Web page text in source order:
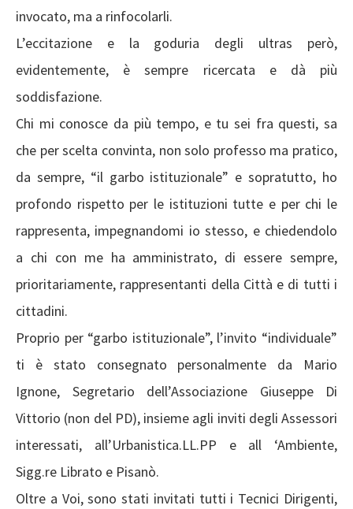
invocato, ma a rinfocolarli.
L’eccitazione e la goduria degli ultras però,
evidentemente, è sempre ricercata e dà più
soddisfazione.
Chi mi conosce da più tempo, e tu sei fra questi, sa
che per scelta convinta, non solo professo ma pratico,
da sempre, “il garbo istituzionale” e sopratutto, ho
profondo rispetto per le istituzioni tutte e per chi le
rappresenta, impegnandomi io stesso, e chiedendolo
a chi con me ha amministrato, di essere sempre,
prioritariamente, rappresentanti della Città e di tutti i
cittadini.
Proprio per “garbo istituzionale”, l’invito “individuale”
ti è stato consegnato personalmente da Mario
Ignone, Segretario dell’Associazione Giuseppe Di
Vittorio (non del PD), insieme agli inviti degli Assessori
interessati, all’Urbanistica.LL.PP e all ‘Ambiente,
Sigg.re Librato e Pisanò.
Oltre a Voi, sono stati invitati tutti i Tecnici Dirigenti,